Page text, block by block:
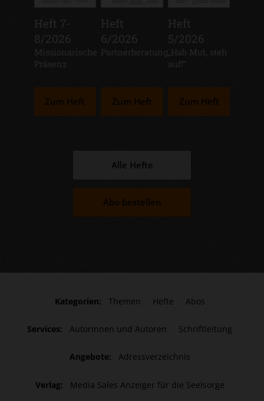
Heft 7-
8/2026
:
Missionarische
Präsenz
Zum Heft
Heft
6/2026
:
Partnerberatung
Zum Heft
Heft
5/2026
:
„Hab Mut, steh
auf!“
Zum Heft
Alle Hefte
Abo bestellen
Kategorien: Themen Hefte Abos
Services: Autorinnen und Autoren Schriftleitung
Angebote: Adressverzeichnis
Verlag: Media Sales Anzeiger für die Seelsorge